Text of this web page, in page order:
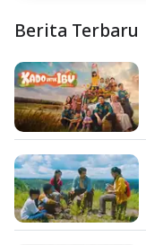
Berita Terbaru